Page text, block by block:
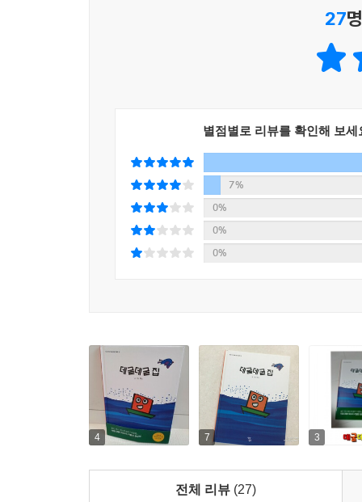
탁소의 『데굴데굴 집』은 어려움에 빠진 다람쥐
글로 그림책 세계에 산뜻한 바람을 다시 한번 불러
- 기발한 상상력으로 아이들 눈높이에 맞추었어요.
- 아이들이 재밌어 하는 동물들이 등장해요.
- 아이들이 좋아하는 색감과 디자인으로 꾸몄어요.
- 말문이 트이는 의성어, 의태어를 풍성하게 담았어
- 친구들과 힘을 합쳐 위기를 헤쳐 나가는 이야기예
27
별점별로 리뷰를 확인해 보세
7%
0%
0%
0%
4 7 3
전체 리뷰 (27)